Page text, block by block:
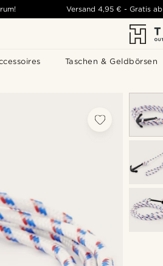
Taschen & Geldbörsen
Versand 4,95 € -Gratis ab